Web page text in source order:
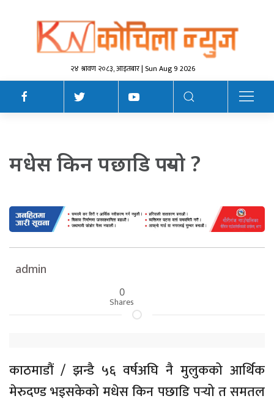
२४ श्रावण २०८३, आइतबार | Sun Aug 9 2026
मधेस किन पछाडि पर्‍यो ?
admin
0
Shares
काठमाडौं / झन्डै ५६ वर्षअघि नै मुलुकको आर्थिक
मेरुदण्ड भइसकेको मधेस किन पछाडि पर्‍यो तसमतल